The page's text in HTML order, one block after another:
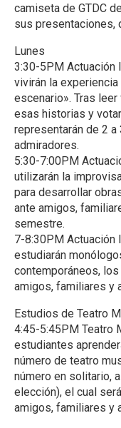
camiseta de GTDC
sus presentaciones,
Lunes
3:30-5PM
vivirán la
escenario». Tras
esas historias y
representarán de 2
admiradores.
5:30-7:00PM
utilizarán la
para desarrollar
ante amigos,
semestre.
7-8:30PM
estudiarán
contemporáneos,
amigos, familiares y
Estudios de Teatro
4:45-5:45PM Teatro
estudiantes
número de teatro
número en solitario,
elección), el cual
amigos, familiares y